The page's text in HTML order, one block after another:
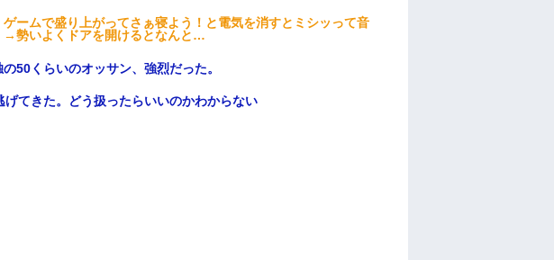
ームで盛り上がってさぁ寝よう！と電気を消すとミシッって音
勢いよくドアを開けるとなんと…
50くらいのオッサン、強烈だった。
てきた。どう扱ったらいいのかわからない